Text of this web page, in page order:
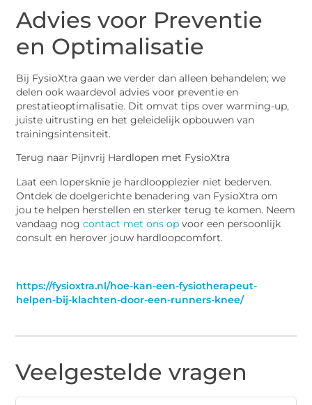
Advies voor Preventie
en Optimalisatie
Bij FysioXtra gaan we verder dan alleen behandelen; we
delen ook waardevol advies voor preventie en
prestatieoptimalisatie. Dit omvat tips over warming-up,
juiste uitrusting en het geleidelijk opbouwen van
trainingsintensiteit.
Terug naar Pijnvrij Hardlopen met FysioXtra
Laat een lopersknie je hardloopplezier niet bederven.
Ontdek de doelgerichte benadering van FysioXtra om
jou te helpen herstellen en sterker terug te komen. Neem
vandaag nogcontact met ons op voor een persoonlijk
consult en herover jouw hardloopcomfort.
https://fysioxtra.nl/hoe-kan-een-fysiotherapeut-
helpen-bij-klachten-door-een-runners-knee/
Veelgestelde vragen